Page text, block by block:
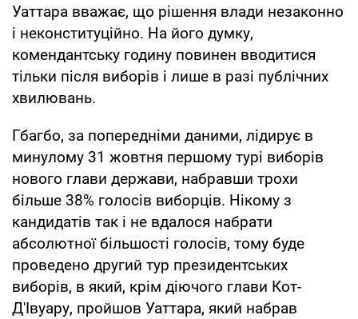
Уаттара вважає, що рішення влади незаконно
і неконституційно. На його думку,
комендантську годину повинен вводитися
тільки після виборів і лише в разі публічних
хвилювань.
Гбагбо, за попередніми даними, лідирує в
минулому 31 жовтня першому турі виборів
нового глави держави, набравши трохи
більше 38% голосів виборців. Нікому з
кандидатів так і не вдалося набрати
абсолютної більшості голосів, тому буде
проведено другий тур президентських
виборів, в який, крім діючого глави Кот-
Д'Івуару, пройшов Уаттара, який набрав